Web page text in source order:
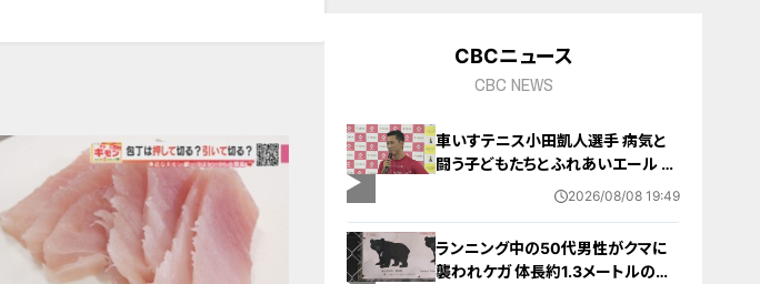
CBCニュース
CBC NEWS
車いすテニス小田凱人選手 病気と
闘う子どもたちとふれあいエール ス
ポーツの楽しさ伝える 名古屋・緑区
2026/08/08 19:49
ランニング中の50代男性がクマに
襲われケガ 体長約1.3メートルのツ